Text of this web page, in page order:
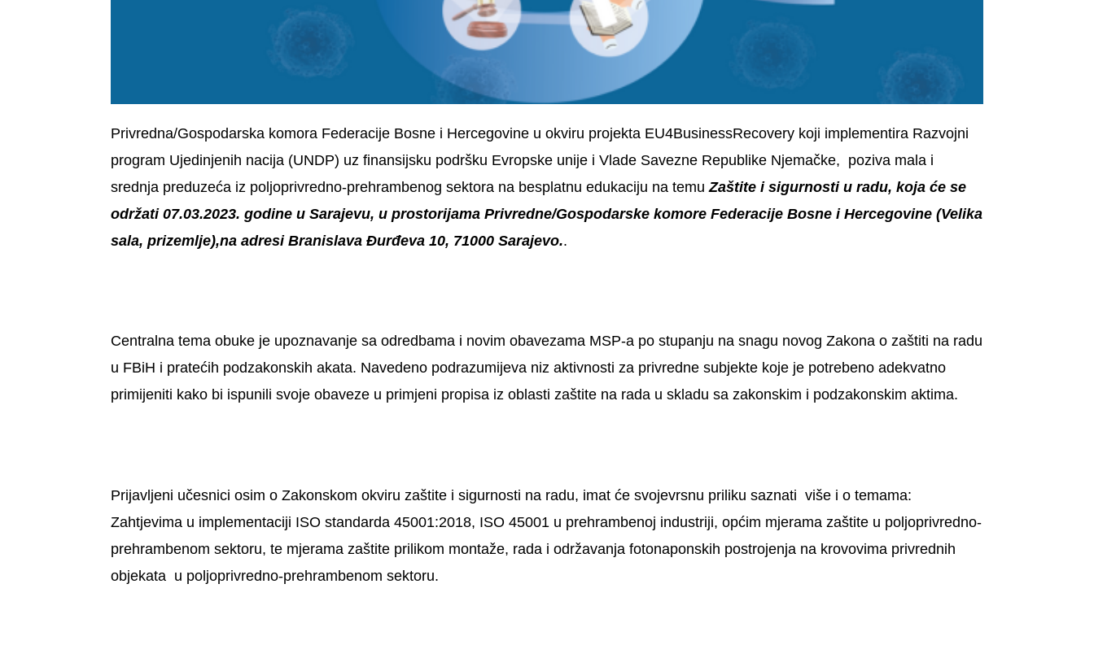
Privredna/Gospodarska komora Federacije Bosne i Hercegovine u okviru projekta EU4BusinessRecovery koji implementira Razvojni
program Ujedinjenih nacija (UNDP) uz finansijsku podršku Evropske unije i Vlade Savezne Republike Njemačke, poziva mala i
srednja preduzeća iz poljoprivredno-prehrambenog sektora na besplatnu edukaciju na temuZaštite i sigurnosti u radu, koja će se
održati 07.03.2023. godine u Sarajevu, u prostorijama Privredne/Gospodarske komore Federacije Bosne i Hercegovine (Velika
sala, prizemlje),na adresi Branislava Đurđeva 10, 71000 Sarajevo..
Centralna tema obuke je upoznavanje sa odredbama i novim obavezama MSP-a po stupanju na snagu novog Zakona o zaštiti na radu
u FBiH i pratećih podzakonskih akata. Navedeno podrazumijeva niz aktivnosti za privredne subjekte koje je potrebeno adekvatno
primijeniti kako bi ispunili svoje obaveze u primjeni propisa iz oblasti zaštite na rada u skladu sa zakonskim i podzakonskim aktima.
Prijavljeni učesnici osim o Zakonskom okviru zaštite i sigurnosti na radu, imat će svojevrsnu priliku saznati više i o temama:
Zahtjevima u implementaciji ISO standarda 45001:2018, ISO 45001 u prehrambenoj industriji, općim mjerama zaštite u poljoprivredno-
prehrambenom sektoru, te mjerama zaštite prilikom montaže, rada i održavanja fotonaponskih postrojenja na krovovima privrednih
objekata u poljoprivredno-prehrambenom sektoru.